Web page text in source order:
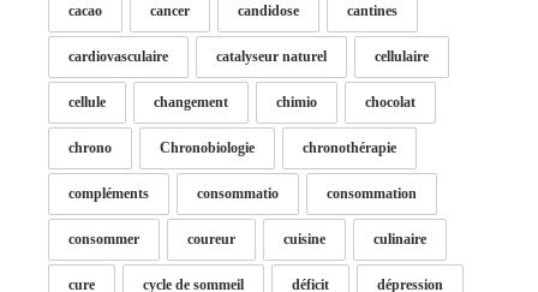
cacao cancer candidose cantines
cardiovasculaire catalyseur naturel cellulaire
cellule changement chimio chocolat
chrono Chronobiologie chronothérapie
compléments consommatio consommation
consommer coureur cuisine culinaire
cure cycle de sommeil déficit dépression